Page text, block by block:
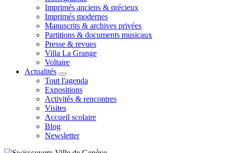
Imprimés anciens & précieux
Imprimés modernes
Manuscrits & archives privées
Partitions & documents musicaux
Presse & revues
Villa La Grange
Voltaire
Actualités
Tout l'agenda
Expositions
Activités & rencontres
Visites
Accueil scolaire
Blog
Newsletter